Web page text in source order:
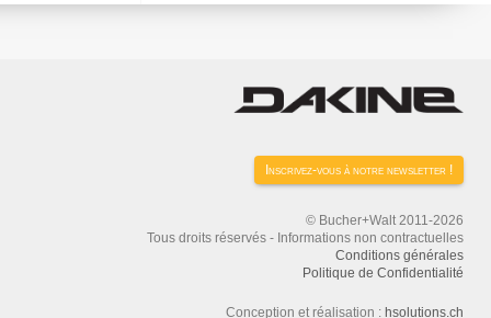
Inscrivez-vous à notre newsletter !
© Bucher+Walt 2011-2026
Tous droits réservés - Informations non contractuelles
Conditions générales
Politique de Confidentialité
Conception et réalisation : hsolutions.ch